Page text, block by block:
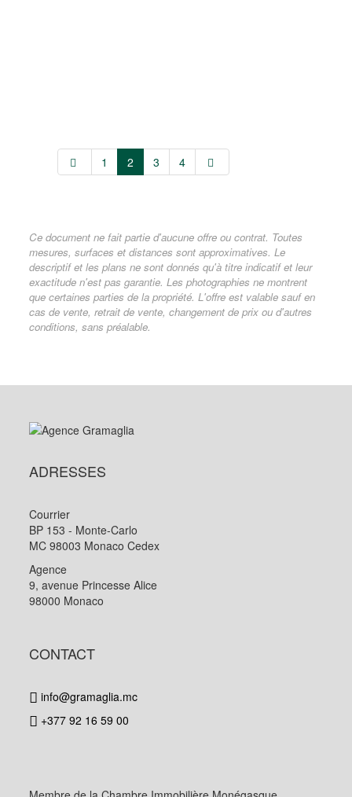
1 2 3 4
Ce document ne fait partie d'aucune offre ou contrat. Toutes
mesures, surfaces et distances sont approximatives. Le
descriptif et les plans ne sont donnés qu'à titre indicatif et leur
exactitude n'est pas garantie. Les photographies ne montrent
que certaines parties de la propriété. L'offre est valable sauf en
cas de vente, retrait de vente, changement de prix ou d'autres
conditions, sans préalable.
ADRESSES
Courrier
BP 153 - Monte-Carlo
MC 98003 Monaco Cedex
Agence
9, avenue Princesse Alice
98000 Monaco
CONTACT
info@gramaglia.mc
+377 92 16 59 00